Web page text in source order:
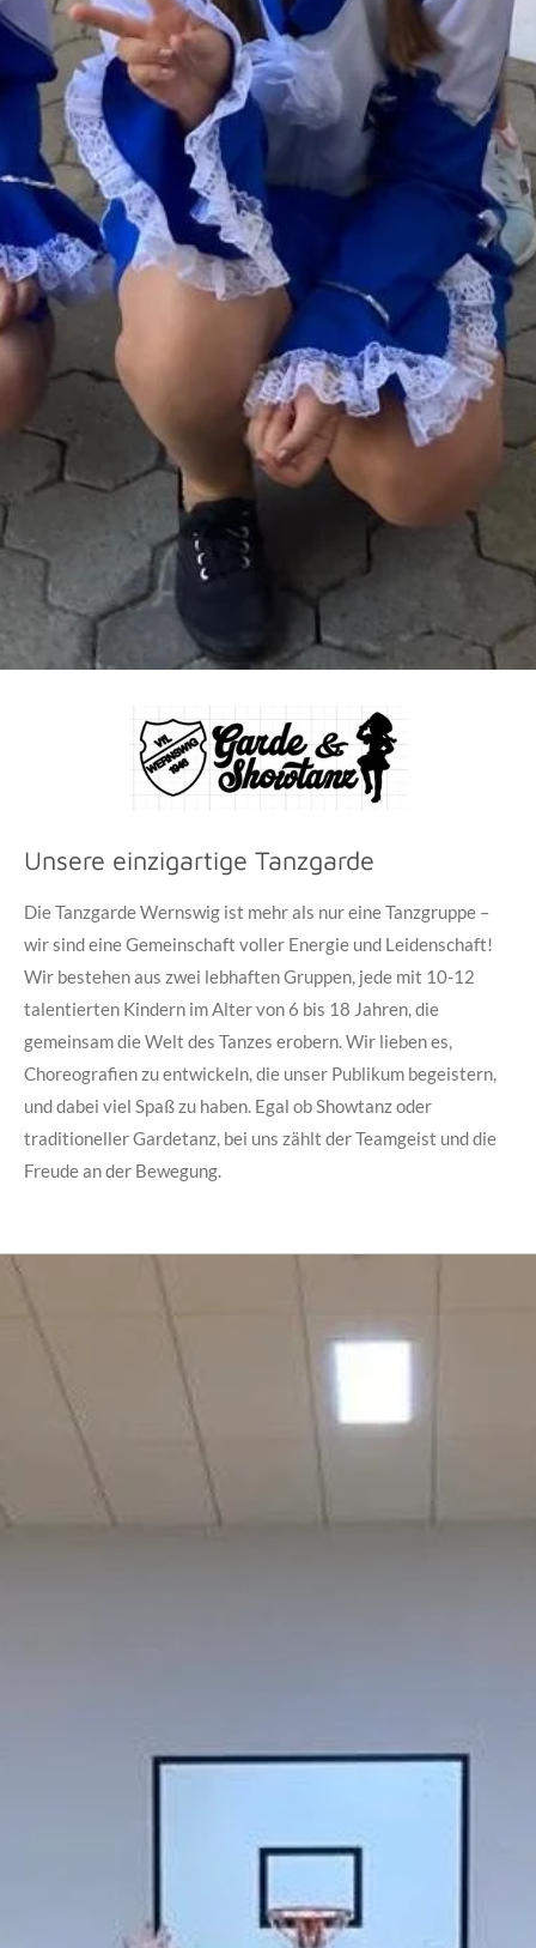
Unsere einzigartige Tanzgarde
Die Tanzgarde Wernswig ist mehr als nur eine Tanzgruppe –
wir sind eine Gemeinschaft voller Energie und Leidenschaft!
Wir bestehen aus zwei lebhaften Gruppen, jede mit 10-12
talentierten Kindern im Alter von 6 bis 18 Jahren, die
gemeinsam die Welt des Tanzes erobern. Wir lieben es,
Choreografien zu entwickeln, die unser Publikum begeistern,
und dabei viel Spaß zu haben. Egal ob Showtanz oder
traditioneller Gardetanz, bei uns zählt der Teamgeist und die
Freude an der Bewegung.